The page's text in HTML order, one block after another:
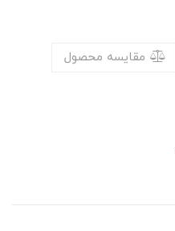
مقایسه محصول